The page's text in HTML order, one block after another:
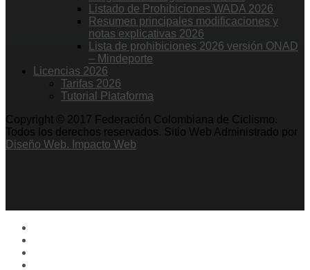
Listado de Prohibiciones WADA 2026
Resumen principales modificaciones y
notas explicativas 2026
Lista de prohibiciones 2026 versión ONAD
– Mindeporte
Licencias 2026
Tarifas 2026
Tutorial Plataforma
Copyright © 2017 Federación Colombiana de Ciclismo.
Todos los derechos reservados. Sitio Web Administrado por
Diseño Web. Impacto Web